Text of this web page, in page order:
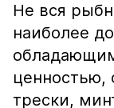
Не вся
наиболее
ценностью,
трески,